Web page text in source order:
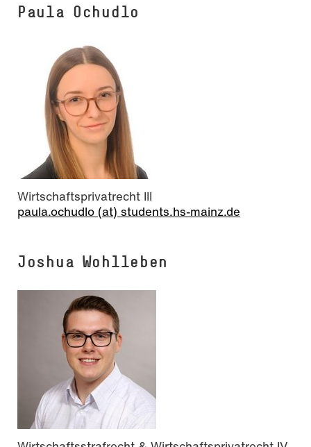
Paula Ochudlo
Wirtschaftsprivatrecht III
paula.ochudlo (at) students.hs-mainz.de
Joshua Wohlleben